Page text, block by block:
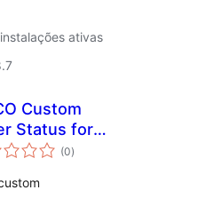
ativas
Custom
Status for
(0total
de
)